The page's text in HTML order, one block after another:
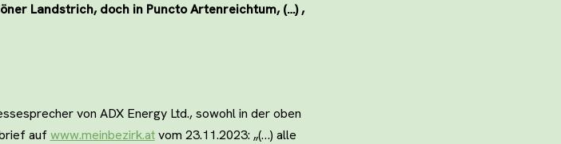
Landstrich, doch in Puncto Artenreichtum, (…) ,
von ADX Energy Ltd., sowohl in der oben
aufwww.meinbezirk.atvom 23.11.2023: „(…) alle